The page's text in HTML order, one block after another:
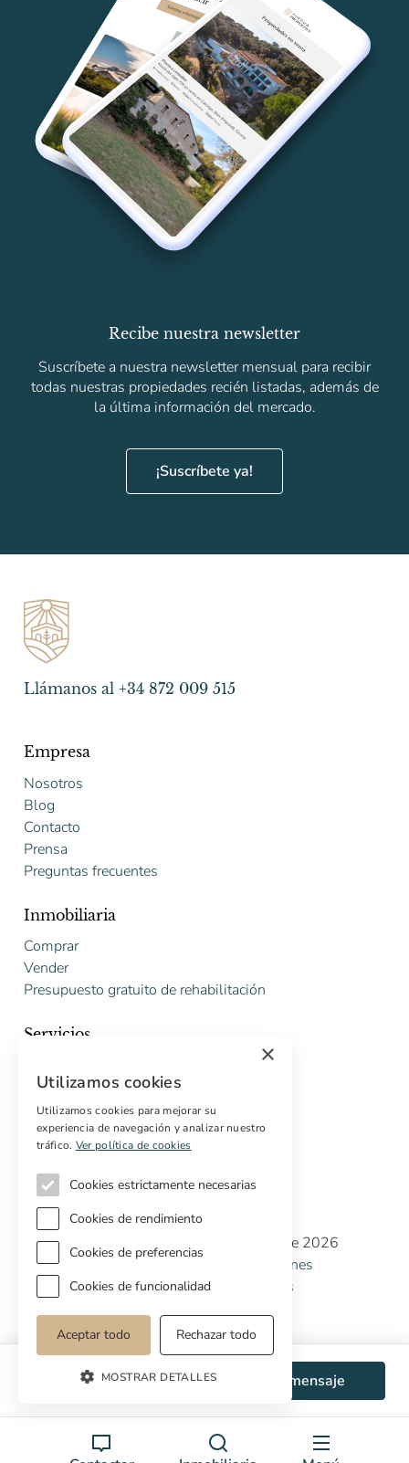
WhatsApp Enviar mensaje
Recibe nuestra newsletter
Suscríbete a nuestra newsletter mensual para recibir
todas nuestras propiedades recién listadas, además de
la última información del mercado.
¡Suscríbete ya!
Llámanos al +34 872 009 515
Empresa
Nosotros
Blog
Contacto
Prensa
Preguntas frecuentes
Inmobiliaria
Comprar
Vender
Presupuesto gratuito de rehabilitación
Servicios
Compradores internacionales
Propiedades off-market
Servicios para compradores
Copyright © Cottage Properties Real Estate 2026
Política de Privacidad
Terminos y Condiciones
Política de CookiesPreferencias de cookies
×
Utilizamos cookies
Utilizamos cookies para mejorar su
experiencia de navegación y analizar nuestro
tráfico. Ver política de cookies
Cookies estrictamente necesarias
Cookies de rendimiento
Cookies de preferencias
Cookies de funcionalidad
Aceptar todo Rechazar todo
MOSTRAR DETALLES